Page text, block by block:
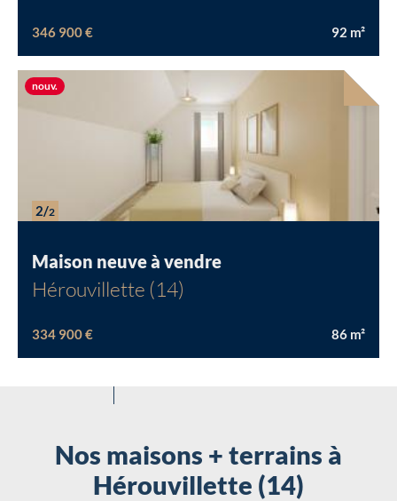
346 900 € 92 m²
2/2
Maison neuve à vendre
Hérouvillette (14)
334 900 € 86 m²
nouv.Nouvelle offre
Nos maisons + terrains à
Hérouvillette (14)